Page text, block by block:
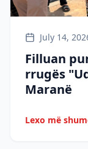
July 14,
Filluan
rrugës
Maranë
Lexo më